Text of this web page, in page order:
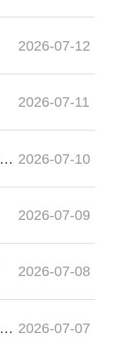
2026-07-12
2026-07-11
艺术玻璃加工生产厂家专业推荐大专毕业 2026-07-10
2026-07-09
2026-07-08
火山艺术玻璃加工生产厂家插画头像图 2026-07-07